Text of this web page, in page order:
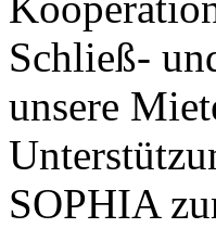
Schließ-
unsere
SOPHIA